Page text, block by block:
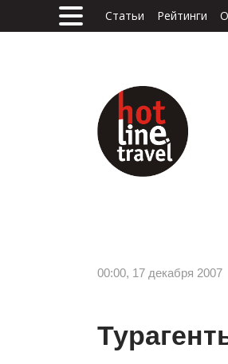
Статьи Рейтинги
00:00, 17 декабря 2007